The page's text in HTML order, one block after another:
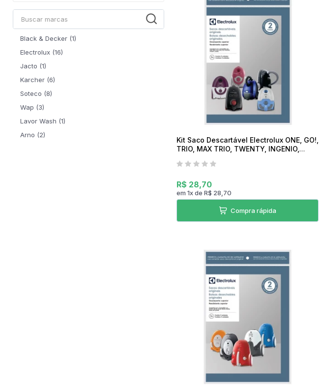
Lavadoras de Alta Pressão
Instrumentos de Medição
Ferramentas a Bateria
Beleza e Saúde
Mixer
Processadores
Torradeira
Sanduicheira Peças
Umidificador Peças
Liquidificador
Serras Marmores
Serras Tico-Tico
Serras Rápidas / Policorte
Black & Decker (1)
Electrolux (16)
Jacto (1)
Karcher (6)
Soteco (8)
Wap (3)
Lavor Wash (1)
Arno (2)
Kit Saco Descartável Electrolux ONE, GO!,
TRIO, MAX TRIO, TWENTY, INGENIO,
R$ 28,70
em 1xde R$ 28,70
Compra rápida